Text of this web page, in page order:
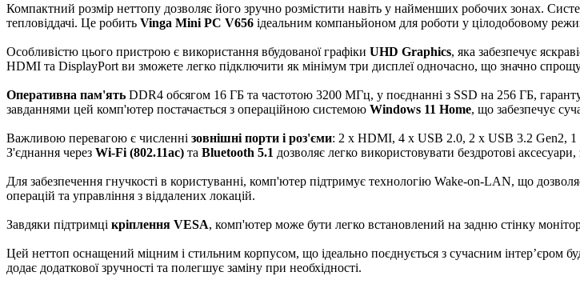
Компактний розмір неттопу дозволяє його зручно розмістити навіть у найменших робочих зонах.
тепловіддачі. Це робить Vinga Mini PC V656 ідеальним компаньйоном для роботи у цілодобовому
Особливістю цього пристрою є використання вбудованої графіки UHD Graphics, яка забезпечує
HDMI та DisplayPort ви зможете легко підключити як мінімум три дисплеї одночасно, що значно
Оперативна пам'ять DDR4 обсягом 16 ГБ та частотою 3200 МГц, у поєднанні з SSD на 256 ГБ,
завданнями цей комп'ютер постачається з операційною системою Windows 11 Home, що забезпечує
Важливою перевагою є численні зовнішні порти і роз'єми: 2 x HDMI, 4 x USB 2.0, 2 x USB 3.2 Gen2, 1
З'єднання через Wi-Fi (802.11ac) та Bluetooth 5.1 дозволяє легко використовувати бездротові
Для забезпечення гнучкості в користуванні, комп'ютер підтримує технологію Wake-on-LAN, що
операцій та управління з віддалених локацій.
Завдяки підтримці кріплення VESA, комп'ютер може бути легко встановлений на задню стінку
Цей неттоп оснащений міцним і стильним корпусом, що ідеально поєднується з сучасним інтер’єром
додає додаткової зручності та полегшує заміну при необхідності.